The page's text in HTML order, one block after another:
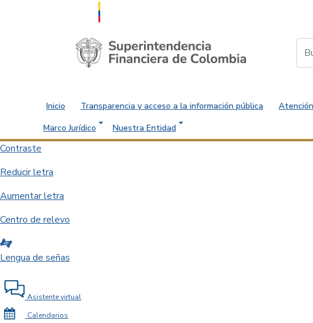
Saltar al contenido principal
Inicio Transparencia y acceso a la información pública
Marco Jurídico
Nuestra Entidad
Contraste
Reducir letra
Aumentar letra
Centro de relevo
Lengua de señas
Asistente virtual
Calendarios